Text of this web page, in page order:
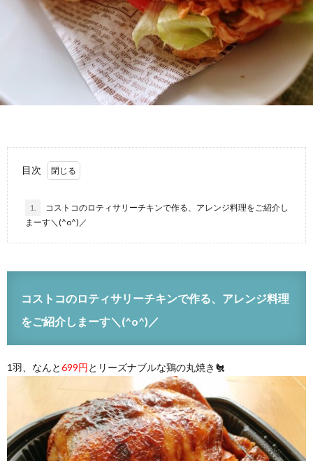
目次
1.
コストコのロティサリーチキンで作る、アレンジ料理をご紹介し
まーす＼(^o^)／
コストコのロティサリーチキンで作る、アレンジ料理
をご紹介しまーす＼(^o^)／
1羽、なんと699円とリーズナブルな鶏の丸焼き🐔